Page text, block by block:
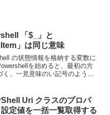
「$_」と
」は同じ意味
の状態情報を格納する変数に
を始めると、最初の方
く、一見意味のい記号のように
いた。さらに「$_」と「$P...
Uri クラスのプロパ
定値を一括一覧取得する